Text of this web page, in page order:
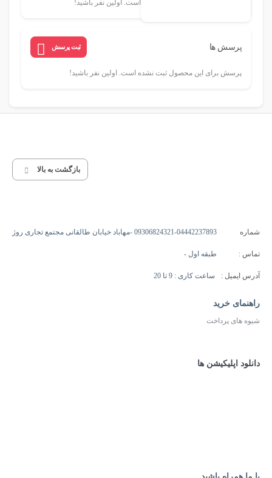
است. اولین نفر باشید!
پرسش ها ثبت پرسش
پرسش برای این محصول ثبت نشده است. اولین نفر باشید!
بازگشت به بالا
شماره
تماس :
09306824321-04442237893 -مهاباد خیابان طالقانی مجتمع تجاری روژ
طبقه اول -
آدرس ایمیل : ساعت کاری : 9 تا 20
راهنمای خرید
شیوه های پرداخت
دانلود اپلیکیشن ها